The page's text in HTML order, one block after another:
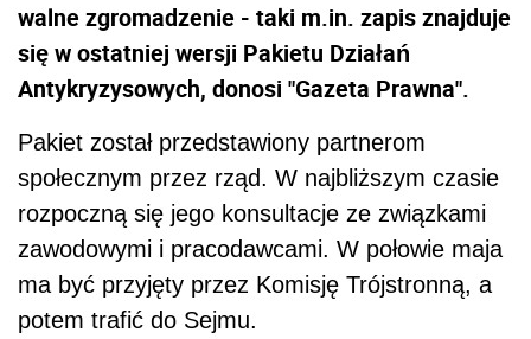
walne zgromadzenie - taki m.in. zapis znajduje
się w ostatniej wersji Pakietu Działań
Antykryzysowych, donosi "Gazeta Prawna".
Pakiet został przedstawiony partnerom
społecznym przez rząd. W najbliższym czasie
rozpoczną się jego konsultacje ze związkami
zawodowymi i pracodawcami. W połowie maja
ma być przyjęty przez Komisję Trójstronną, a
potem trafić do Sejmu.